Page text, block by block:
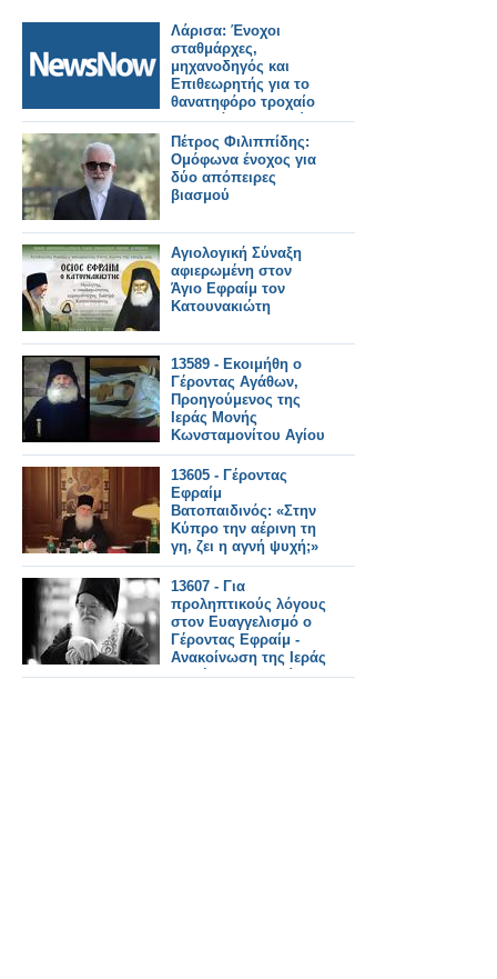
Λάρισα: Ένοχοι
σταθμάρχες,
μηχανοδηγός και
Επιθεωρητής για το
θανατηφόρο τροχαίο
στην Κάρλας – Αθώος
ο σταθμάρχης της
βραδινής βάρδιας
Πέτρος Φιλιππίδης:
Ομόφωνα ένοχος για
δύο απόπειρες
βιασμού
Αγιολογική Σύναξη
αφιερωμένη στον
Άγιο Εφραίμ τον
Κατουνακιώτη
13589 - Εκοιμήθη ο
Γέροντας Αγάθων,
Προηγούμενος της
Ιεράς Μονής
Κωνσταμονίτου Αγίου
Όρους
13605 - Γέροντας
Εφραίμ
Βατοπαιδινός: «Στην
Κύπρο την αέρινη τη
γη, ζει η αγνή ψυχή;»
13607 - Για
προληπτικούς λόγους
στον Ευαγγελισμό ο
Γέροντας Εφραίμ -
Ανακοίνωση της Ιεράς
Μονής Βατοπαιδίου